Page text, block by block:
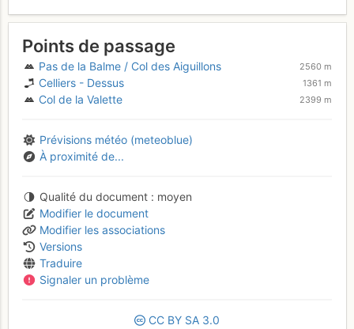
Points de passage
Pas de la Balme / Col des Aiguillons 2560 m
Celliers - Dessus 1361 m
Col de la Valette 2399 m
Prévisions météo (meteoblue)
À proximité de...
Qualité du document
moyen
Modifier le document
Modifier les associations
Versions
Traduire
Signaler un problème
CC BY SA 3.0